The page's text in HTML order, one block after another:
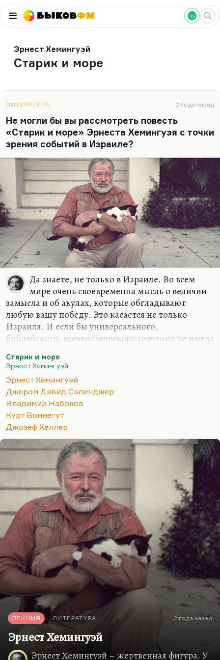
БыковФМ
Эрнест Хемингуэй
Старик и море
ЛИТЕРАТУРА 2 года назад
Не могли бы вы рассмотреть повесть
«Старик и море» Эрнеста Хемингуэя с точки
зрения событий в Израиле?
Да знаете, не только в Израиле. Во всем
мире очень своевременна мысль о величии
замысла и об акулах, которые обгладывают
любую вашу победу. Это касается не только
Израиля. И если бы универсального,
библейского, всечеловеческого значения не имела
получила. Она не вызвала бы такого восторга.
Понимаете, какая вещь? «Старик и море» написан
в минуты, когда Хемингуэй переживал
последний всплеск гениальности. Все остальное,
что он делал в это время, не годилось никуда.
«Острова в океане», которые так любила
Новодворская, – это все-таки повторение
пройденного. Вещь получилась
несбалансированной и незавершенной. Ее
посмертно издали, там есть…
Старик и море
Эрнест Хемингуэй
Эрнест Хемингуэй
Джером Дэвид Сэлинджер
Владимир Набоков
Курт Воннегут
Джозеф Хеллер
ЛЕКЦИЯ ЛИТЕРАТУРА 2 года назад
Эрнест Хемингуэй
Эрнест Хемингуэй – жертвенная фигура. У